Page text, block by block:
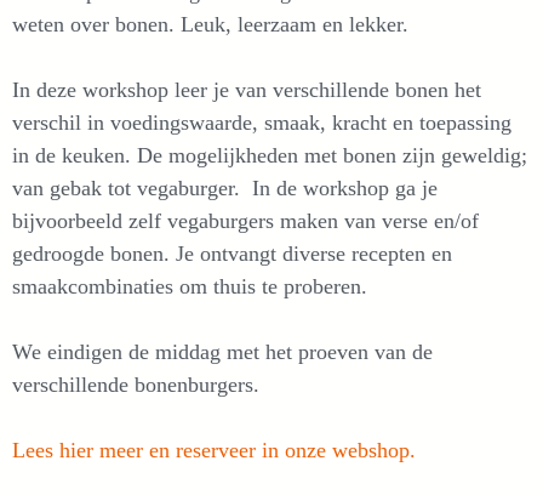
weten over bonen. Leuk, leerzaam en lekker.
In deze workshop leer je van verschillende bonen het
verschil in voedingswaarde, smaak, kracht en toepassing
in de keuken. De mogelijkheden met bonen zijn geweldig;
van gebak tot vegaburger. In de workshop ga je
bijvoorbeeld zelf vegaburgers maken van verse en/of
gedroogde bonen. Je ontvangt diverse recepten en
smaakcombinaties om thuis te proberen.
We eindigen de middag met het proeven van de
verschillende bonenburgers.
Lees hier meer en reserveer in onze webshop.